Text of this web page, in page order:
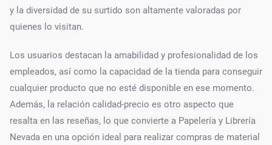
y la diversidad de su surtido son altamente valoradas por
quienes lo visitan.
Los usuarios destacan la amabilidad y profesionalidad de los
empleados, así como la capacidad de la tienda para conseguir
cualquier producto que no esté disponible en ese momento.
Además, la relación calidad-precio es otro aspecto que
resalta en las reseñas, lo que convierte a Papelería y Librería
Nevada en una opción ideal para realizar compras de material